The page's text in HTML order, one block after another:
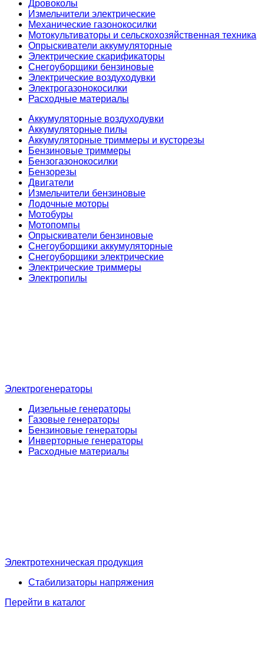
Дровоколы
Измельчители электрические
Механические газонокосилки
Мотокультиваторы и сельскохозяйственная техника
Опрыскиватели аккумуляторные
Электрические скарификаторы
Снегоуборщики бензиновые
Электрические воздуходувки
Электрогазонокосилки
Расходные материалы
Аккумуляторные воздуходувки
Аккумуляторные пилы
Аккумуляторные триммеры и кусторезы
Бензиновые триммеры
Бензогазонокосилки
Бензорезы
Двигатели
Измельчители бензиновые
Лодочные моторы
Мотобуры
Мотопомпы
Опрыскиватели бензиновые
Снегоуборщики аккумуляторные
Снегоуборщики электрические
Электрические триммеры
Электропилы
Электрогенераторы
Дизельные генераторы
Газовые генераторы
Бензиновые генераторы
Инверторные генераторы
Расходные материалы
Электротехническая продукция
Стабилизаторы напряжения
Перейти в каталог